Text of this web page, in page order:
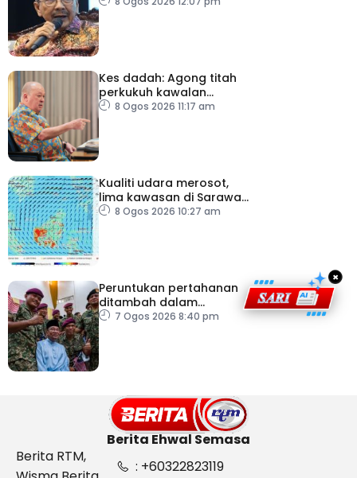
Kes dadah: Agong titah
perkukuh kawalan
lapangan terbang, pintu
8 Ogos 2026 11:17 am
Kualiti udara merosot,
lima kawasan di Sarawak
catat IPU tidak sihat
8 Ogos 2026 10:27 am
Peruntukan pertahanan
ditambah dalam
Belanjawan 2027
7 Ogos 2026 8:40 pm
×
Berita Ehwal Semasa
Berita RTM,
: +60322823119